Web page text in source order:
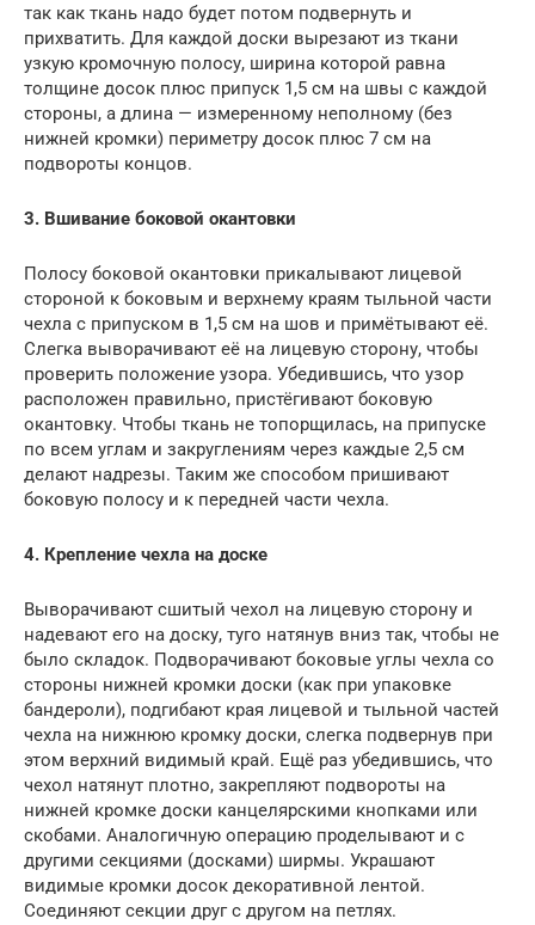
так как ткань надо будет потом подвернуть и
прихватить. Для каждой доски вырезают из ткани
узкую кромочную полосу, ширина которой равна
толщине досок плюс припуск 1,5 см на швы с каждой
стороны, а длина — измеренному неполному (без
нижней кромки) периметру досок плюс 7 см на
подвороты концов.
3. Вшивание боковой окантовки
Полосу боковой окантовки прикалывают лицевой
стороной к боковым и верхнему краям тыльной части
чехла с припуском в 1,5 см на шов и примётывают её.
Слегка выворачивают её на лицевую сторону, чтобы
проверить положение узора. Убедившись, что узор
расположен правильно, пристёгивают боковую
окантовку. Чтобы ткань не топорщилась, на припуске
по всем углам и закруглениям через каждые 2,5 см
делают надрезы. Таким же способом пришивают
боковую полосу и к передней части чехла.
4. Крепление чехла на доске
Выворачивают сшитый чехол на лицевую сторону и
надевают его на доску, туго натянув вниз так, чтобы не
было складок. Подворачивают боковые углы чехла со
стороны нижней кромки доски (как при упаковке
бандероли), подгибают края лицевой и тыльной частей
чехла на нижнюю кромку доски, слегка подвернув при
этом верхний видимый край. Ещё раз убедившись, что
чехол натянут плотно, закрепляют подвороты на
нижней кромке доски канцелярскими кнопками или
скобами. Аналогичную операцию проделывают и с
другими секциями (досками) ширмы. Украшают
видимые кромки досок декоративной лентой.
Соединяют секции друг с другом на петлях.